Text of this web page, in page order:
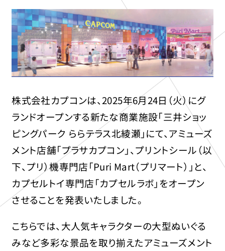
株式会社カプコンは、2025年6月24日（火）にグ
ランドオープンする新たな商業施設「三井ショッ
ピングパーク ららテラス北綾瀬」にて、アミューズ
メント店舗「プラサカプコン」、プリントシール（以
下、プリ）機専門店「Puri Mart（プリマート）」と、
カプセルトイ専門店「カプセルラボ」をオープン
させることを発表いたしました。
こちらでは、大人気キャラクターの大型ぬいぐる
みなど多彩な景品を取り揃えたアミューズメント